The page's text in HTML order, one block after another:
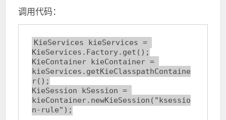
调用代码：
KieServices kieServices =
KieServices.Factory.get();
KieContainer kieContainer =
kieServices.getKieClasspathContaine
r();
KieSession kSession =
kieContainer.newKieSession("ksessio
n-rule");